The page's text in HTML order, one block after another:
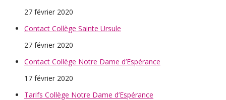
27 février 2020
Contact Collège Sainte Ursule
27 février 2020
Contact Collège Notre Dame d’Espérance
17 février 2020
Tarifs Collège Notre Dame d’Espérance